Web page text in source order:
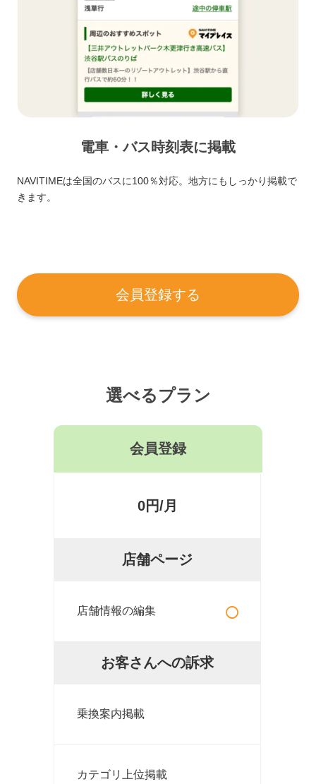
電車・バス時刻表に掲載
NAVITIMEは全国のバスに100％対応。地方にもしっかり掲載で
きます。
会員登録する
選べるプラン
会員登録
0円/月
店舗ページ
店舗情報の編集 ○
お客さんへの訴求
乗換案内掲載
カテゴリ上位掲載